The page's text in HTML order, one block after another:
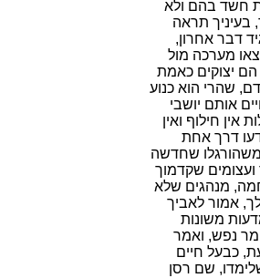
חשד בהם ולא
בעיניך תראה
דבר אחרון,
מערכה מול
הם יצוקים כאמת
שהרי הוא כנוע
אותם יושבי
אין חילוף ואין
דרך אחת
שחדשה
ועצומים שקדמוך
מנהגים שלא
אמור לאביך
משונות
ומר נפש, ואמר
כבעל חיים
שם רסן